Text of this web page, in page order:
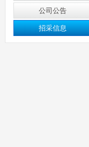
公司公告
招采信息